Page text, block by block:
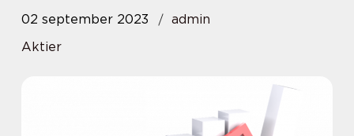
02 september 2023
admin
Aktier